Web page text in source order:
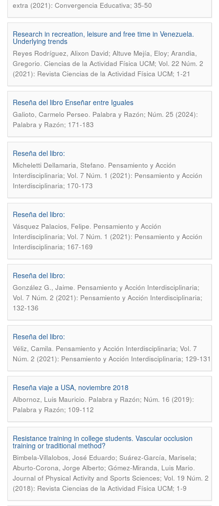
extra (2021): Convergencia Educativa; 35-50
Research in recreation, leisure and free time in Venezuela.
Underlying trends
Reyes Rodríguez, Alixon David; Altuve Mejía, Eloy; Arandia,
Gregorio. Ciencias de la Actividad Física UCM; Vol. 22 Núm. 2
(2021): Revista Ciencias de la Actividad Física UCM; 1-21
Reseña del libro Enseñar entre Iguales
Galioto, Carmelo Perseo. Palabra y Razón; Núm. 25 (2024):
Palabra y Razón; 171-183
Reseña del libro:
Micheletti Dellamaria, Stefano. Pensamiento y Acción
Interdisciplinaria; Vol. 7 Núm. 1 (2021): Pensamiento y Acción
Interdisciplinaria; 170-173
Reseña del libro:
Vásquez Palacios, Felipe. Pensamiento y Acción
Interdisciplinaria; Vol. 7 Núm. 1 (2021): Pensamiento y Acción
Interdisciplinaria; 167-169
Reseña del libro:
González G., Jaime. Pensamiento y Acción Interdisciplinaria;
Vol. 7 Núm. 2 (2021): Pensamiento y Acción Interdisciplinaria;
132-136
Reseña del libro:
Véliz, Camila. Pensamiento y Acción Interdisciplinaria; Vol. 7
Núm. 2 (2021): Pensamiento y Acción Interdisciplinaria; 129-131
Reseña viaje a USA, noviembre 2018
Albornoz, Luis Mauricio. Palabra y Razón; Núm. 16 (2019):
Palabra y Razón; 109-112
Resistance training in college students. Vascular occlusion
training or traditional method?
Bimbela-Villalobos, José Eduardo; Suárez-García, Marisela;
Aburto-Corona, Jorge Alberto; Gómez-Miranda, Luis Mario.
Journal of Physical Activity and Sports Sciences; Vol. 19 Núm. 2
(2018): Revista Ciencias de la Actividad Física UCM; 1-9